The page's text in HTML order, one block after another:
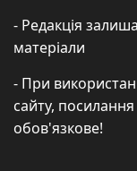
- Редакція
матеріали
- При
сайту,
обов'язкове!